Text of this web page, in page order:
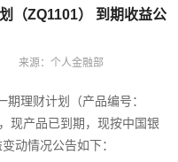
（ZQ1101） 到期收益公
来源：个人金融部
理财计划（产品编号：
现产品已到期，现按中国银
动情况公告如下：